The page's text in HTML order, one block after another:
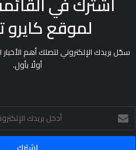
لموقع كايرو
سجّل بريدك الإلكتروني لتصلك أهم الأخبار
أولًا بأول.
أدخل
بريدك
الإلكتروني